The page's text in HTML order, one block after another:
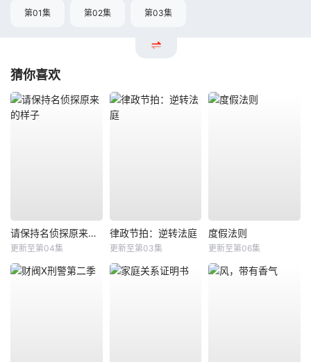
第01集 第02集 第03集
猜你喜欢
请保持名侦探原来的样子
更新至第04集
律政节拍：逆转法庭
更新至第03集
度假法则
更新至第06集